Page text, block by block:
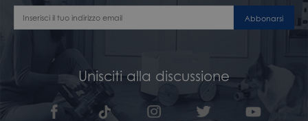
Abbonarsi
Unisciti alla discussione